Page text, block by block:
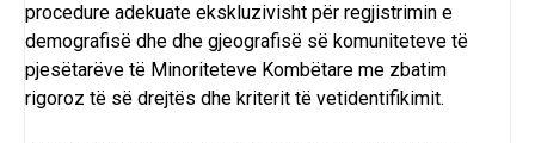
procedure adekuate ekskluzivisht për regjistrimin e
demografisë dhe dhe gjeografisë së komuniteteve të
pjesëtarëve të Minoriteteve Kombëtare me zbatim
rigoroz të së drejtës dhe kriterit të vetidentifikimit.